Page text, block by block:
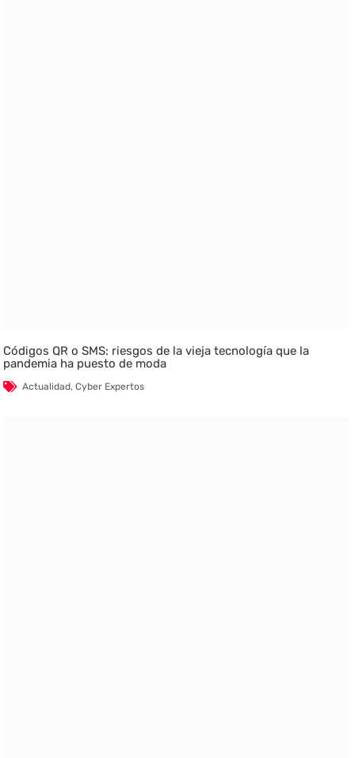
Códigos QR o SMS: riesgos de la vieja tecnología que la
pandemia ha puesto de moda
Actualidad,Cyber Expertos